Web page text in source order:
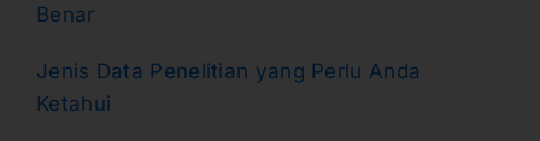
Benar
Jenis Data Penelitian yang Perlu Anda
Ketahui